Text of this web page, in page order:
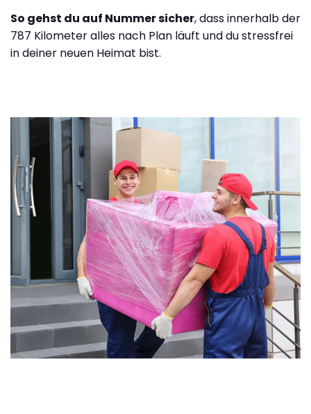
So gehst du auf Nummer sicher, dass innerhalb der
787 Kilometer alles nach Plan läuft und du stressfrei
in deiner neuen Heimat bist.